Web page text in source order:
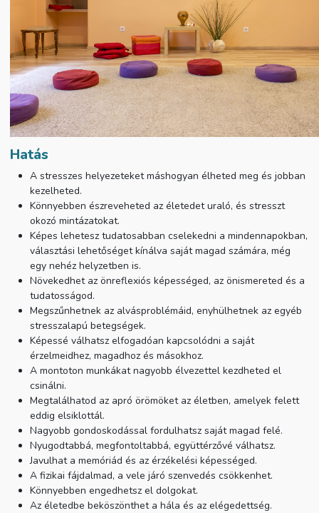
Hatás
A stresszes helyezeteket máshogyan élheted meg és jobban
kezelheted.
Könnyebben észreveheted az életedet uraló, és stresszt
okozó mintázatokat.
Képes lehetesz tudatosabban cselekedni a mindennapokban,
választási lehetőséget kínálva saját magad számára, még
egy nehéz helyzetben is.
Növekedhet az önreflexiós képességed, az önismereted és a
tudatosságod.
Megszűnhetnek az alvásproblémáid, enyhülhetnek az egyéb
stresszalapú betegségek.
Képessé válhatsz elfogadóan kapcsolódni a saját
érzelmeidhez, magadhoz és másokhoz.
A montoton munkákat nagyobb élvezettel kezdheted el
csinálni.
Megtalálhatod az apró örömöket az életben, amelyek felett
eddig elsiklottál.
Nagyobb gondoskodással fordulhatsz saját magad felé.
Nyugodtabbá, megfontoltabbá, együttérzővé válhatsz.
Javulhat a memóriád és az érzékelési képességed.
A fizikai fájdalmad, a vele járó szenvedés csökkenhet.
Könnyebben engedhetsz el dolgokat.
Az életedbe beköszönthet a hála és az elégedettség.